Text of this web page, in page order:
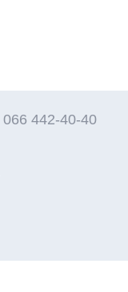
066 442-40-40